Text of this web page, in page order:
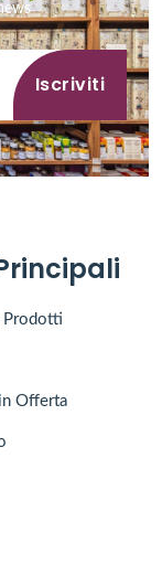
Iscriviti
Prodotti
Offerta